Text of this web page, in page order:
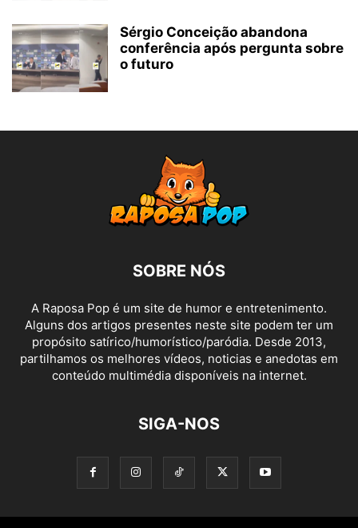
Sérgio Conceição abandona
conferência após pergunta sobre
o futuro
SOBRE NÓS
A Raposa Pop é um site de humor e entretenimento.
Alguns dos artigos presentes neste site podem ter um
propósito satírico/humorístico/paródia. Desde 2013,
partilhamos os melhores vídeos, noticias e anedotas em
conteúdo multimédia disponíveis na internet.
SIGA-NOS